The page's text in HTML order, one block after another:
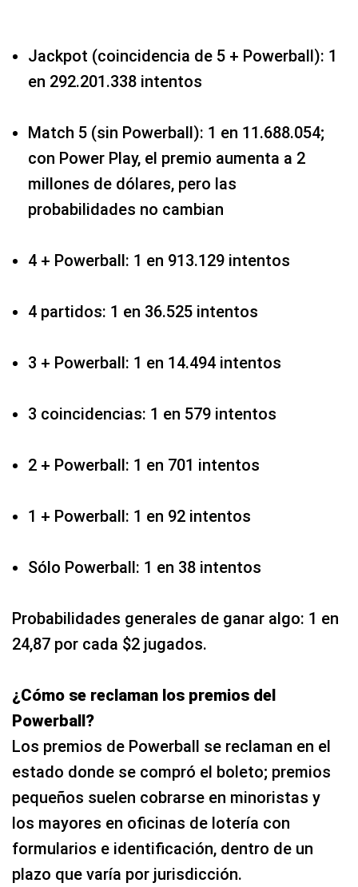
Jackpot (coincidencia de 5 + Powerball): 1
en 292.201.338 intentos
Match 5 (sin Powerball): 1 en 11.688.054;
con Power Play, el premio aumenta a 2
millones de dólares, pero las
probabilidades no cambian
4 + Powerball: 1 en 913.129 intentos
4 partidos: 1 en 36.525 intentos
3 + Powerball: 1 en 14.494 intentos
3 coincidencias: 1 en 579 intentos
2 + Powerball: 1 en 701 intentos
1 + Powerball: 1 en 92 intentos
Sólo Powerball: 1 en 38 intentos
Probabilidades generales de ganar algo: 1 en
24,87 por cada $2 jugados.
¿Cómo se reclaman los premios del
Powerball?
Los premios de Powerball se reclaman en el
estado donde se compró el boleto; premios
pequeños suelen cobrarse en minoristas y
los mayores en oficinas de lotería con
formularios e identificación, dentro de un
plazo que varía por jurisdicción.